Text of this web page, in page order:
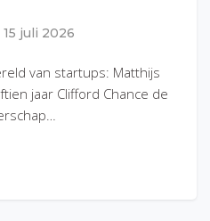
15 juli 2026
van startups: Matthijs
jaar Clifford Chance de